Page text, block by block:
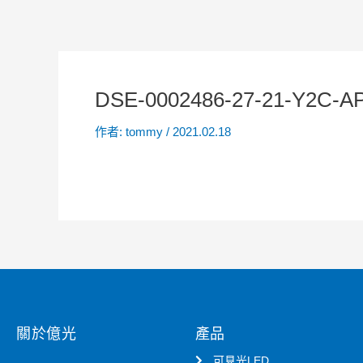
DSE-0002486-27-21-Y2C-
作者: tommy / 2021.02.18
關於億光 產品